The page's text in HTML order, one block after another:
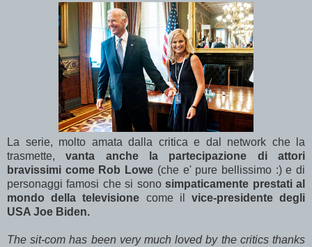
La serie, molto amata dalla critica e dal network che la
trasmette,vanta anche la partecipazione di attori
bravissimi come Rob Lowe (che e' pure bellissimo :) e di
personaggi famosi che si sonosimpaticamente prestati al
mondo della televisione come il vice-presidente degli
USA Joe Biden.
The sit-com has been very much loved by the critics thanks